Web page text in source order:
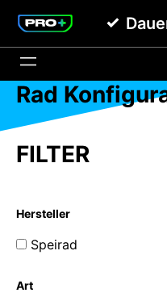
Zur
Rad
Hersteller
Speirad
Art